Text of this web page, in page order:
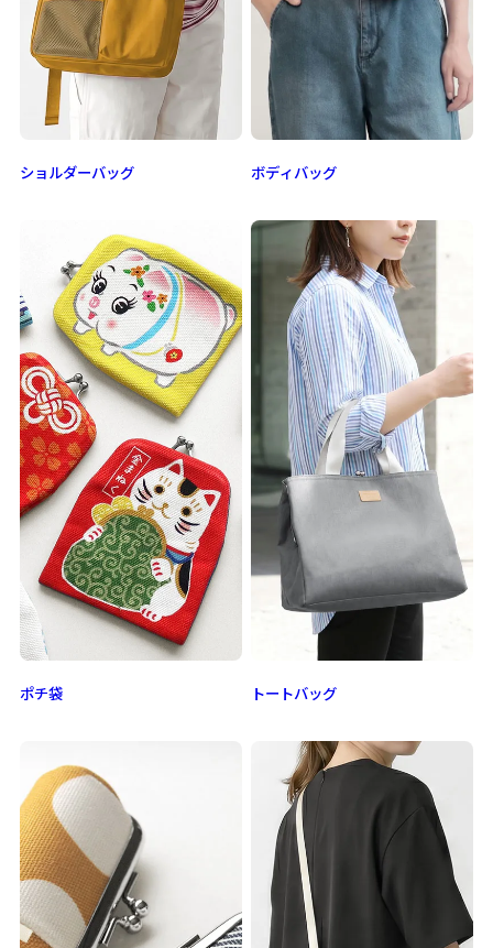
ショルダーバッグ ボディバッグ
ポチ袋 トートバッグ